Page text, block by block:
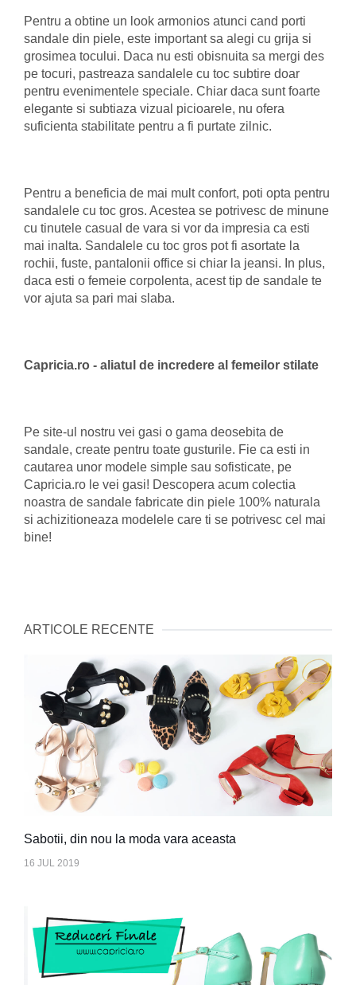
Pentru a obtine un look armonios atunci cand porti
sandale din piele, este important sa alegi cu grija si
grosimea tocului. Daca nu esti obisnuita sa mergi des
pe tocuri, pastreaza sandalele cu toc subtire doar
pentru evenimentele speciale. Chiar daca sunt foarte
elegante si subtiaza vizual picioarele, nu ofera
suficienta stabilitate pentru a fi purtate zilnic.
Pentru a beneficia de mai mult confort, poti opta pentru
sandalele cu toc gros. Acestea se potrivesc de minune
cu tinutele casual de vara si vor da impresia ca esti
mai inalta. Sandalele cu toc gros pot fi asortate la
rochii, fuste, pantalonii office si chiar la jeansi. In plus,
daca esti o femeie corpolenta, acest tip de sandale te
vor ajuta sa pari mai slaba.
Capricia.ro - aliatul de incredere al femeilor stilate
Pe site-ul nostru vei gasi o gama deosebita de
sandale, create pentru toate gusturile. Fie ca esti in
cautarea unor modele simple sau sofisticate, pe
Capricia.ro le vei gasi! Descopera acum colectia
noastra de sandale fabricate din piele 100% naturala
si achizitioneaza modelele care ti se potrivesc cel mai
bine!
ARTICOLE RECENTE
Sabotii, din nou la moda vara aceasta
16 JUL 2019